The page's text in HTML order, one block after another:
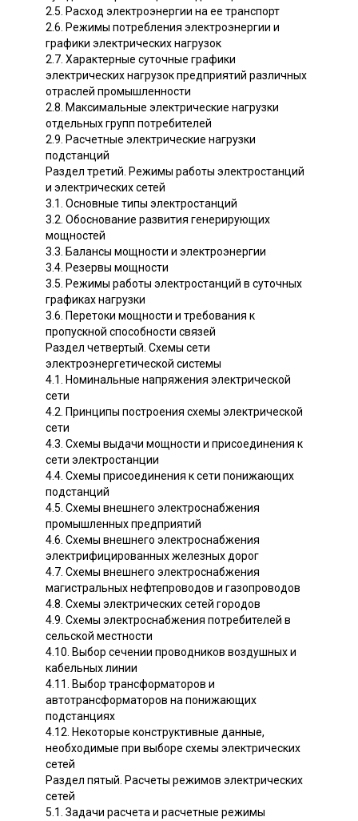
2.5. Расход электроэнергии на ее транспорт
2.6. Режимы потребления электроэнергии и
графики электрических нагрузок
2.7. Характерные суточные графики
электрических нагрузок предприятий различных
отраслей промышленности
2.8. Максимальные электрические нагрузки
отдельных групп потребителей
2.9. Расчетные электрические нагрузки
подстанций
Раздел третий. Режимы работы электростанций
и электрических сетей
3.1. Основные типы электростанций
3.2. Обоснование развития генерирующих
мощностей
3.3. Балансы мощности и электроэнергии
3.4. Резервы мощности
3.5. Режимы работы электростанций в суточных
графиках нагрузки
3.6. Перетоки мощности и требования к
пропускной способности связей
Раздел четвертый. Схемы сети
электроэнергетической системы
4.1. Номинальные напряжения электрической
сети
4.2. Принципы построения схемы электрической
сети
4.3. Схемы выдачи мощности и присоединения к
сети электростанции
4.4. Схемы присоединения к сети понижающих
подстанций
4.5. Схемы внешнего электроснабжения
промышленных предприятий
4.6. Схемы внешнего электроснабжения
электрифицированных железных дорог
4.7. Схемы внешнего электроснабжения
магистральных нефтепроводов и газопроводов
4.8. Схемы электрических сетей городов
4.9. Схемы электроснабжения потребителей в
сельской местности
4.10. Выбор сечении проводников воздушных и
кабельных линии
4.11. Выбор трансформаторов и
автотрансформаторов на понижающих
подстанциях
4.12. Некоторые конструктивные данные,
необходимые при выборе схемы электрических
сетей
Раздел пятый. Расчеты режимов электрических
сетей
5.1. Задачи расчета и расчетные режимы